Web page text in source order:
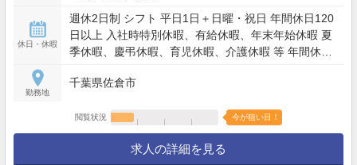
休日・休暇
週休2日制 シフト 平日1日＋日曜・祝日 年間休日120
日以上 入社時特別休暇、有給休暇、年末年始休暇 夏
季休暇、慶弔休暇、育児休暇、介護休暇 等 年間休日
勤務地
千葉県佐倉市
閲覧状況 今が狙い目！
求人の詳細を見る